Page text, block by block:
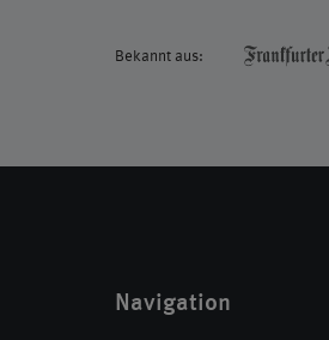
Bekannt aus:
Navigation